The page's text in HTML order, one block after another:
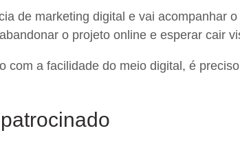
de marketing digital e vai acompanhar
o projeto online e esperar cair
com a facilidade do meio digital, é